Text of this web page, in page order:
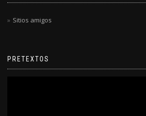
Sitios amigos
PRETEXTOS